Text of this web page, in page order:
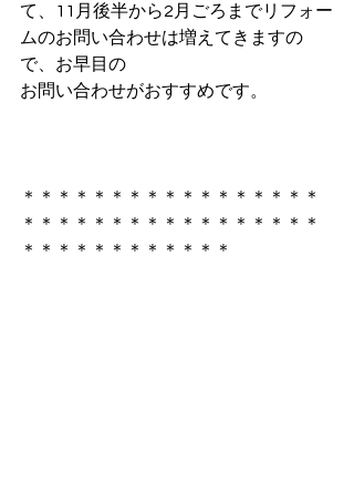
て、11月後半から2月ごろまでリフォー
ムのお問い合わせは増えてきますの
で、お早目の
お問い合わせがおすすめです。
＊＊＊＊＊＊＊＊＊＊＊＊＊＊＊＊＊
＊＊＊＊＊＊＊＊＊＊＊＊＊＊＊＊＊
＊＊＊＊＊＊＊＊＊＊＊＊